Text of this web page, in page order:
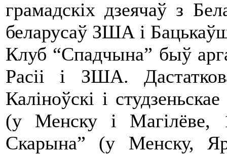
грамадскіх дзеячаў з
беларусаў ЗША і
Клуб “Спадчына” быў
Расіі і ЗША.
Каліноўскі і
(у Менску і Магілёве,
Скарына” (у Менску,